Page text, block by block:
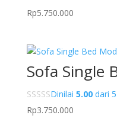
Rp5.750.000
Sofa Single
Dinilai 5.00dari 5
Rp3.750.000